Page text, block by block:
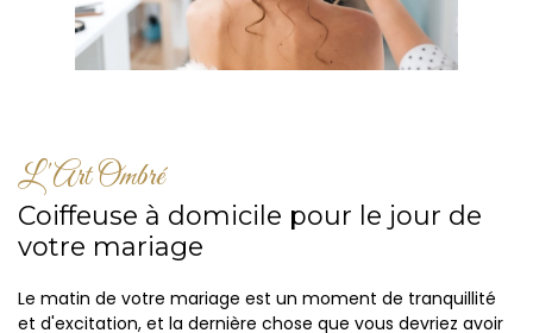
L'Art Ombré
Coiffeuse à domicile pour le jour de
votre mariage
Le matin de votre mariage est un moment de tranquillité
et d'excitation, et la dernière chose que vous devriez avoir